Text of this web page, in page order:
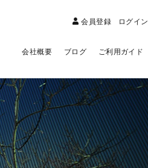
会員登録 ログイン
会社概要 ブログ ご利用ガイド